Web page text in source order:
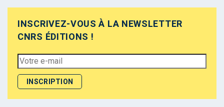
INSCRIVEZ-VOUS À LA NEWSLETTER
CNRS ÉDITIONS !